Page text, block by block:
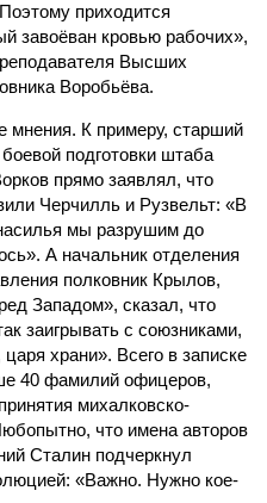
приходится
завоёван кровью рабочих»,
Высших
Воробьёва.
мнения. К примеру, старший
подготовки штаба
прямо заявлял, что
Черчилль и Рузвельт: «В
мы разрушим до
А начальник отделения
полковник Крылов,
Западом», сказал, что
заигрывать с союзниками,
храни». Всего в записке
40 фамилий офицеров,
михалковско-
что имена авторов
Сталин подчеркнул
«Важно. Нужно кое-